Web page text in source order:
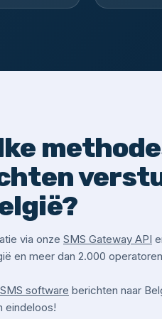
via onze SMS Gateway API
en meer dan 2.000
SMS software berichten naar
eindeloos!